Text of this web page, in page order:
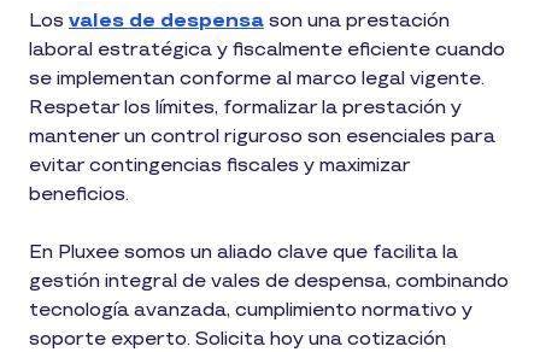
Los vales de despensa son una prestación
laboral estratégica y fiscalmente eficiente cuando
se implementan conforme al marco legal vigente.
Respetar los límites, formalizar la prestación y
mantener un control riguroso son esenciales para
evitar contingencias fiscales y maximizar
beneficios.
En Pluxee somos un aliado clave que facilita la
gestión integral de vales de despensa, combinando
tecnología avanzada, cumplimiento normativo y
soporte experto. Solicita hoy una cotización